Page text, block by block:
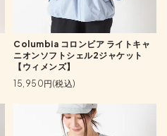
Columbia コロンビア ライトキャ
ニオンソフトシェル2ジャケット
【ウィメンズ】
15,950円(税込)